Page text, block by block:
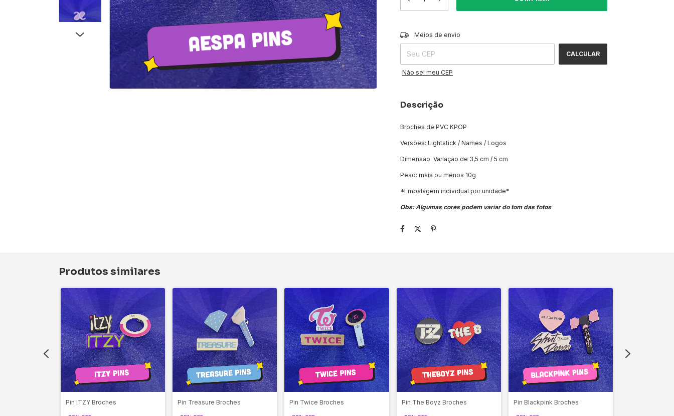
Entregas para o CEP:
Meios de envio
CALCULAR
Não sei meu CEP
Descrição
Broches de PVC KPOP
Versões: Lightstick / Names / Logos
Dimensão: Variação de 3,5 cm / 5 cm
Peso: mais ou menos 10g
*Embalagem individual por unidade*
Obs: Algumas cores podem variar do tom das fotos
Produtos similares
Pin ITZY Broches Pin Treasure Broches Pin Twice Broches Pin The Boyz Broches Pin Blackpink Broches